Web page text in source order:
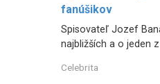
fanúšikov
Spisovateľ Jozef
najbližších a o jeden
Celebrita